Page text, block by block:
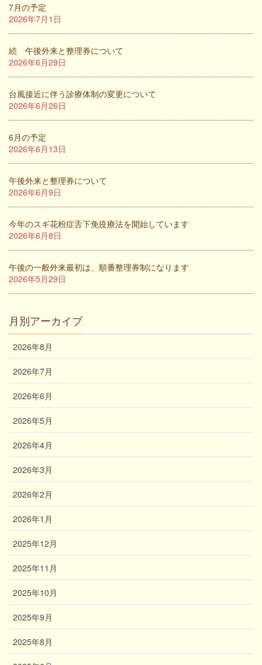
7月の予定
2026年7月1日
続 午後外来と整理券について
2026年6月29日
台風接近に伴う診療体制の変更について
2026年6月26日
6月の予定
2026年6月13日
午後外来と整理券について
2026年6月9日
今年のスギ花粉症舌下免疫療法を開始しています
2026年6月8日
午後の一般外来最初は、順番整理券制になります
2026年5月29日
月別アーカイブ
2026年8月
2026年7月
2026年6月
2026年5月
2026年4月
2026年3月
2026年2月
2026年1月
2025年12月
2025年11月
2025年10月
2025年9月
2025年8月